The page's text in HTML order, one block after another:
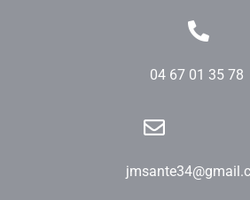
04 67 01 35 78